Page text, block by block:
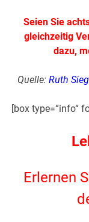
Seien Sie
gleichzeitig
dazu,
Quelle: Ruth
[box type=“info“
Erlernen